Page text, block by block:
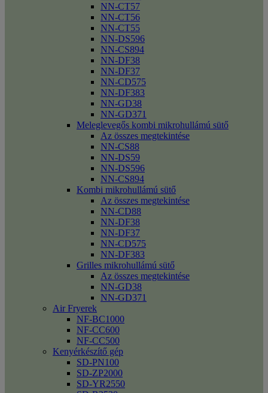
NN-CT57
NN-CT56
NN-CT55
NN-DS596
NN-CS894
NN-DF38
NN-DF37
NN-CD575
NN-DF383
NN-GD38
NN-GD371
Meleglevegős kombi mikrohullámú sütő
Az összes megtekintése
NN-CS88
NN-DS59
NN-DS596
NN-CS894
Kombi mikrohullámú sütő
Az összes megtekintése
NN-CD88
NN-DF38
NN-DF37
NN-CD575
NN-DF383
Grilles mikrohullámú sütő
Az összes megtekintése
NN-GD38
NN-GD371
Air Fryerek
NF-BC1000
NF-CC600
NF-CC500
Kenyérkészítő gép
SD-PN100
SD-ZP2000
SD-YR2550